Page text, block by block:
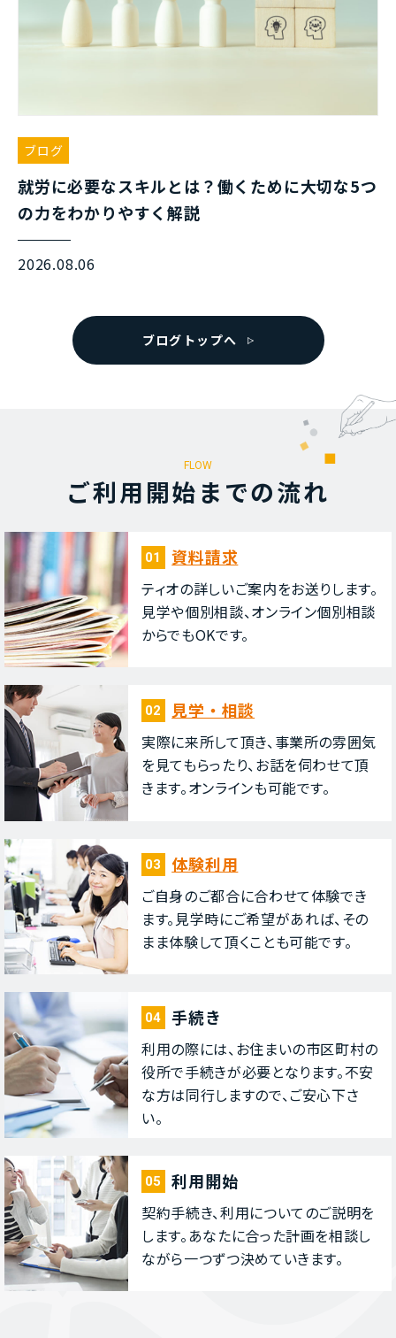
ブログ
就労に必要なスキルとは？働くために大切な5つ
の力をわかりやすく解説
2026.08.06
ブログトップへ
FLOW
ご利⽤開始までの流れ
01 資料請求
ティオの詳しいご案内をお送りします。
⾒学や個別相談、オンライン個別相談
からでもOKです。
02 ⾒学・相談
実際に来所して頂き、事業所の雰囲気
を⾒てもらったり、お話を伺わせて頂
きます。オンラインも可能です。
03 体験利⽤
ご⾃⾝のご都合に合わせて体験でき
ます。⾒学時にご希望があれば、その
まま体験して頂くことも可能です。
04 ⼿続き
利⽤の際には、お住まいの市区町村の
役所で⼿続きが必要となります。不安
な⽅は同⾏しますので、ご安⼼下さ
い。
05 利⽤開始
契約⼿続き、利⽤についてのご説明を
します。あなたに合った計画を相談し
ながら⼀つずつ決めていきます。